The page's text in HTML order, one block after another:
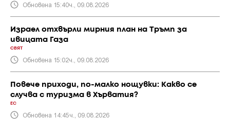
Обновена 15:40ч., 09.08.2026
Израел отхвърли мирния план на Тръмп за
ивицата Газа
СВЯТ
Обновена 15:02ч., 09.08.2026
Повече приходи, по-малко нощувки: Какво се
случва с туризма в Хърватия?
ЕС
Обновена 14:45ч., 09.08.2026